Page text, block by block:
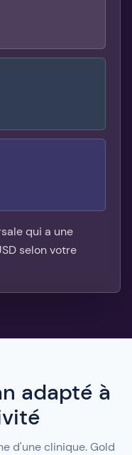
qui a une
selon votre
adapté à
d'une clinique. Gold